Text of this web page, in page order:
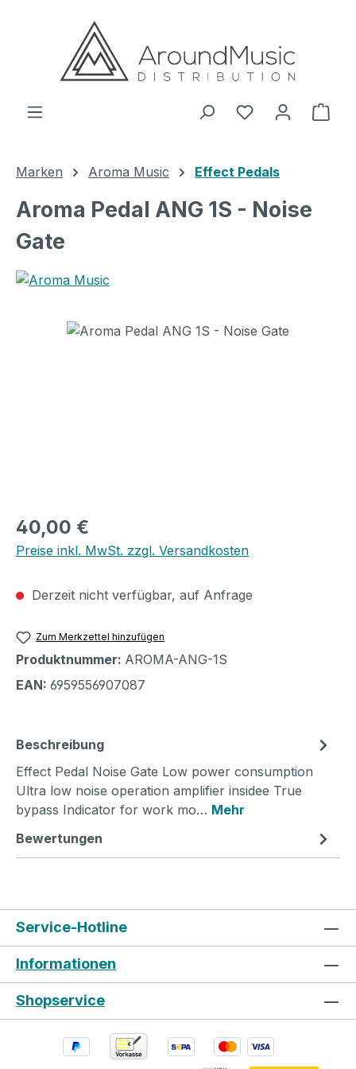
Zum Hauptinhalt springen
Marken Aroma Music Effect Pedals
Aroma Pedal ANG 1S - Noise
Gate
Bildergalerie überspringen
Regulärer Preis:
40,00 €
Preise inkl. MwSt. zzgl. Versandkosten
Derzeit nicht verfügbar, auf Anfrage
Zum Merkzettel hinzufügen
Produktnummer: AROMA-ANG-1S
EAN: 6959556907087
Beschreibung
Effect Pedal Noise Gate Low power consumption
Ultra low noise operation amplifier insidee True
bypass Indicator for work mo… Mehr
Bewertungen
Service-Hotline
Informationen
Shopservice